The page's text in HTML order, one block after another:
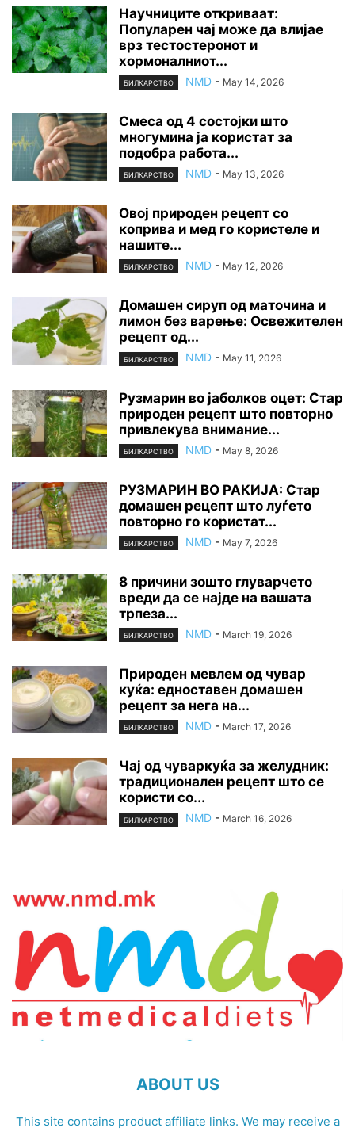
Научниците откриваат:
Популарен чај може да влијае
врз тестостеронот и
хормоналниот...
БИЛКАРСТВО NMD - May 14, 2026
Смеса од 4 состојки што
многумина ја користат за
подобра работа...
БИЛКАРСТВО NMD - May 13, 2026
Овој природен рецепт со
коприва и мед го користеле и
нашите...
БИЛКАРСТВО NMD - May 12, 2026
Домашен сируп од маточина и
лимон без варење: Освежителен
рецепт од...
БИЛКАРСТВО NMD - May 11, 2026
Рузмарин во јаболков оцет: Стар
природен рецепт што повторно
привлекува внимание...
БИЛКАРСТВО NMD - May 8, 2026
РУЗМАРИН ВО РАКИЈА: Стар
домашен рецепт што луѓето
повторно го користат...
БИЛКАРСТВО NMD - May 7, 2026
8 причини зошто глуварчето
вреди да се најде на вашата
трпеза...
БИЛКАРСТВО NMD - March 19, 2026
Природен мевлем од чувар
куќа: едноставен домашен
рецепт за нега на...
БИЛКАРСТВО NMD - March 17, 2026
Чај од чуваркуќа за желудник:
традиционален рецепт што се
користи со...
БИЛКАРСТВО NMD - March 16, 2026
ABOUT US
This site contains product affiliate links. We may receive a